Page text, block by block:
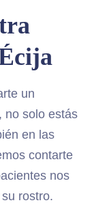
un
no solo estás
en las
contarte
nos
rostro.